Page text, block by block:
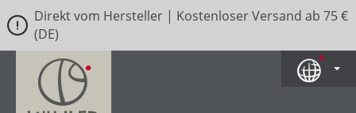
Zum Hauptinhalt springen
Direkt vom Hersteller | Kostenloser Versand ab 75 €
(DE)